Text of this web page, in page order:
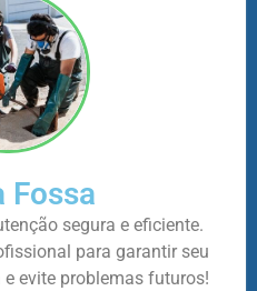
Fossa
segura e eficiente.
para garantir seu
e evite problemas futuros!